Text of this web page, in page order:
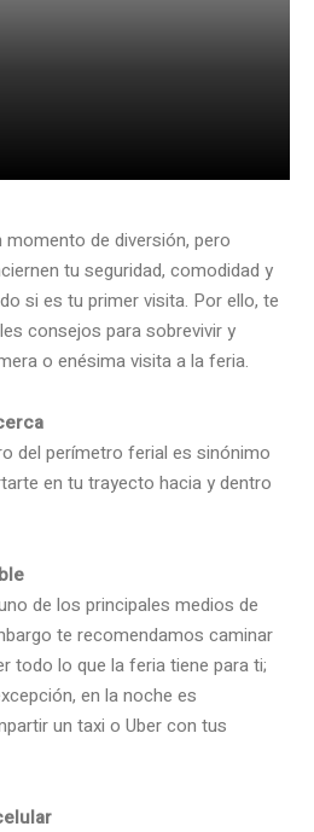
de diversión, pero
tu seguridad, comodidad y
si es tu primer visita. Por ello, te
consejos para sobrevivir y
o enésima visita a la feria.
del perímetro ferial es sinónimo
en tu trayecto hacia y dentro
de los principales medios de
te recomendamos caminar
todo lo que la feria tiene para ti;
en la noche es
un taxi o Uber con tus